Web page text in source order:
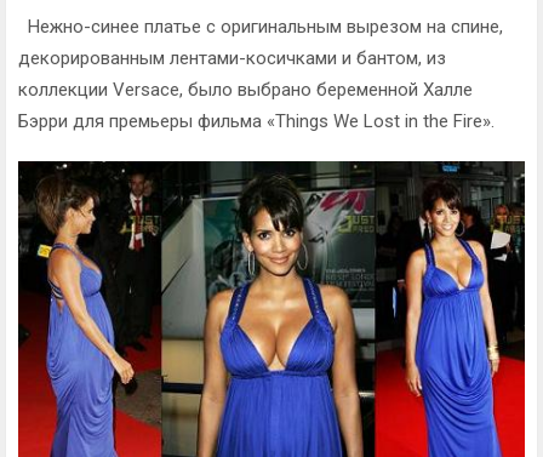
Нежно-синее платье с оригинальным вырезом на спине,
декорированным лентами-косичками и бантом, из
коллекции Versace, было выбрано беременной Халле
Бэрри для премьеры фильма «Things We Lost in the Fire».